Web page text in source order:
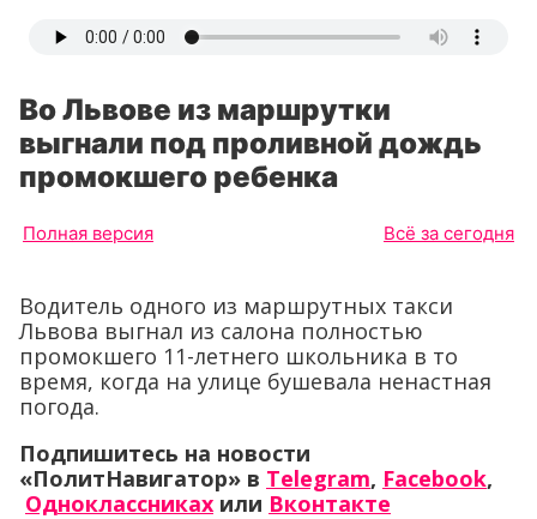
Во Львове из маршрутки
выгнали под проливной дождь
промокшего ребенка
Полная версия Всё за сегодня
Водитель одного из маршрутных такси
Львова выгнал из салона полностью
промокшего 11-летнего школьника в то
время, когда на улице бушевала ненастная
погода.
Подпишитесь на новости
«ПолитНавигатор» в Telegram, Facebook,
Одноклассниках или Вконтакте